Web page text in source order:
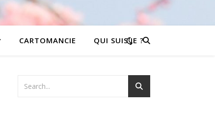
CARTOMANCIE QUI SUIS JE ?